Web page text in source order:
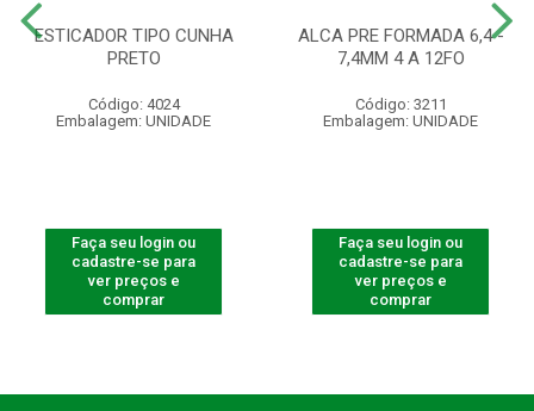
ESTICADOR TIPO CUNHA
PRETO
Código: 4024
Embalagem: UNIDADE
Faça seu login ou
cadastre-se para
ver preços e
comprar
ALCA PRE FORMADA 6,4 -
7,4MM 4 A 12FO
Código: 3211
Embalagem: UNIDADE
Faça seu login ou
cadastre-se para
ver preços e
comprar